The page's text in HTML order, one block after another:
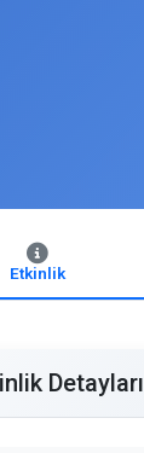
Etkinlik
Detayları